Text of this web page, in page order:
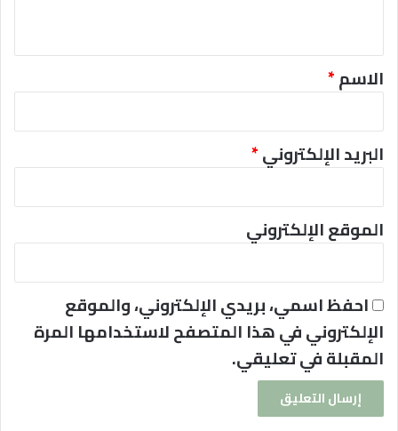
ق
*
الاسم*
البريد الإلكتروني*
الموقع الإلكتروني
احفظ اسمي، بريدي الإلكتروني، والموقع
الإلكتروني في هذا المتصفح لاستخدامها المرة
المقبلة في تعليقي.